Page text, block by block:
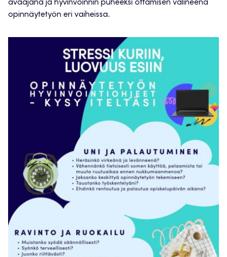
avaajana ja hyvinvoinnin puheeksi ottamisen välineenä
opinnäytetyön eri vaiheissa.